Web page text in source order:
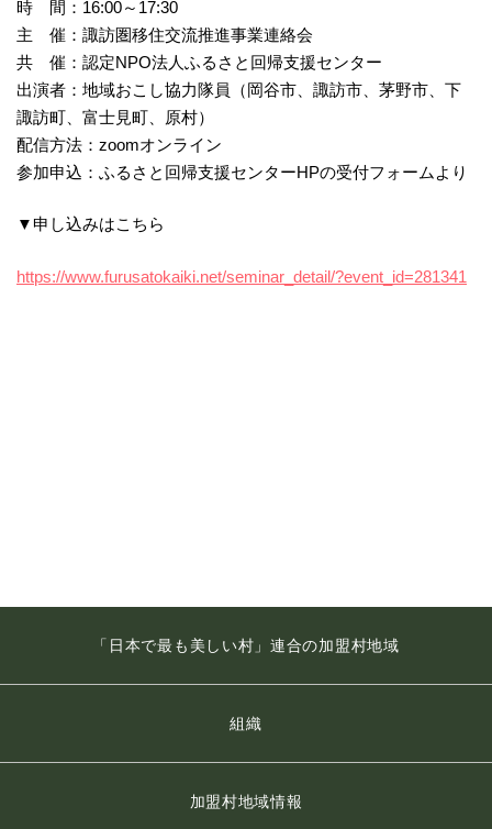
時 間：16:00～17:30
主 催：諏訪圏移住交流推進事業連絡会
共 催：認定NPO法人ふるさと回帰支援センター
出演者：地域おこし協力隊員（岡谷市、諏訪市、茅野市、下
諏訪町、富士見町、原村）
配信方法：zoomオンライン
参加申込：ふるさと回帰支援センターHPの受付フォームより
▼申し込みはこちら
https://www.furusatokaiki.net/seminar_detail/?event_id=281341
「日本で最も美しい村」連合の加盟村地域
組織
加盟村地域情報